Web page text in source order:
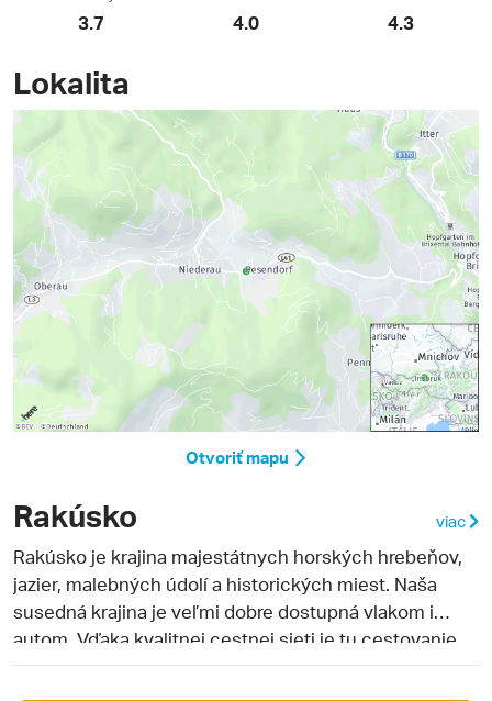
3.7 4.0 4.3
Lokalita
Otvoriť mapu
Rakúsko viac
Rakúsko je krajina majestátnych horských hrebeňov,
jazier, malebných údolí a historických miest. Naša
susedná krajina je veľmi dobre dostupná vlakom i
autom. Vďaka kvalitnej cestnej sieti je tu cestovanie
pohodlné a rýchle. Veľká časť rakúskeho územia je